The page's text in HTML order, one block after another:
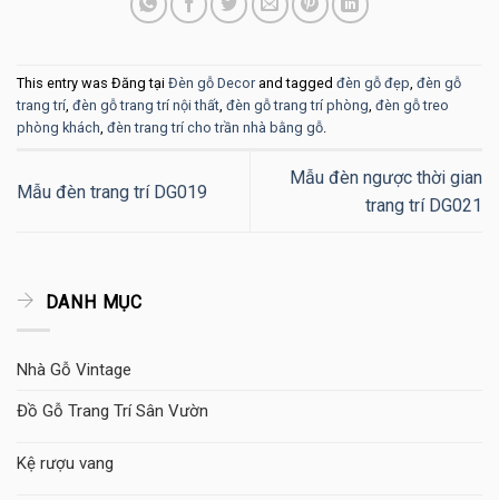
This entry was Đăng tại Đèn gỗ Decor and tagged đèn gỗ đẹp, đèn gỗ
trang trí, đèn gỗ trang trí nội thất, đèn gỗ trang trí phòng, đèn gỗ treo
phòng khách, đèn trang trí cho trần nhà bằng gỗ.
Mẫu đèn trang trí DG019
Mẫu đèn ngược thời gian
trang trí DG021
DANH MỤC
Nhà Gỗ Vintage
Đồ Gỗ Trang Trí Sân Vườn
Kệ rượu vang